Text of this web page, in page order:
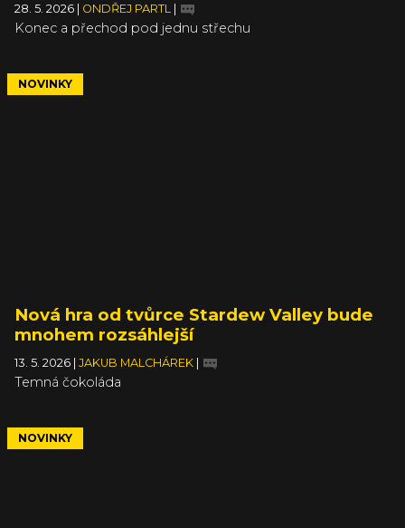
28. 5. 2026 ONDŘEJ PARTL
Konec a přechod pod jednu střechu
NOVINKY
Nová hra od tvůrce Stardew Valley bude
mnohem rozsáhlejší
13. 5. 2026 JAKUB MALCHÁREK
Temná čokoláda
NOVINKY